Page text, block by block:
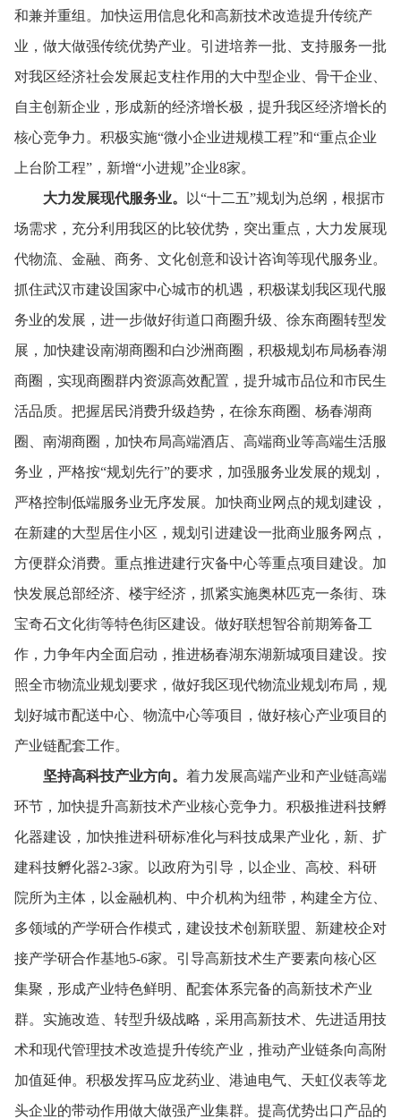
和兼并重组。 加快运用信息化和高新技术改造提升传统产
业， 做大做强传统优势产业。 引进培养一批、 支持服务一批
对我区经济社会发展起支柱作用的大中型企业、 骨干企业、
自主创新企业， 形成新的经济增长极， 提升我区经济增长的
核心竞争力。 积极实施“微小企业进规模工程”和“重点企业
上台阶工程”， 新增“小进规”企业8家。
大力发展现代服务业。
以“十二五”规划为总纲， 根据市
场需求， 充分利用我区的比较优势， 突出重点， 大力发展现
代物流、 金融、 商务、 文化创意和设计咨询等现代服务业。
抓住武汉市建设国家中心城市的机遇， 积极谋划我区现代服
务业的发展， 进一步做好街道口商圈升级、 徐东商圈转型发
展， 加快建设南湖商圈和白沙洲商圈， 积极规划布局杨春湖
商圈， 实现商圈群内资源高效配置， 提升城市品位和市民生
活品质。 把握居民消费升级趋势， 在徐东商圈、 杨春湖商
圈、 南湖商圈， 加快布局高端酒店、 高端商业等高端生活服
务业， 严格按“规划先行”的要求， 加强服务业发展的规划，
严格控制低端服务业无序发展。 加快商业网点的规划建设，
在新建的大型居住小区， 规划引进建设一批商业服务网点，
方便群众消费。 重点推进建行灾备中心等重点项目建设。 加
快发展总部经济、 楼宇经济， 抓紧实施奥林匹克一条街、 珠
宝奇石文化街等特色街区建设。 做好联想智谷前期筹备工
作， 力争年内全面启动， 推进杨春湖东湖新城项目建设。 按
照全市物流业规划要求， 做好我区现代物流业规划布局， 规
划好城市配送中心、 物流中心等项目， 做好核心产业项目的
产业链配套工作。
坚持高科技产业方向。 着力发展高端产业和产业链高端
环节， 加快提升高新技术产业核心竞争力。 积极推进科技孵
化器建设， 加快推进科研标准化与科技成果产业化， 新、 扩
建科技孵化器2-3家。
以政府为引导， 以企业、 高校、 科研
院所为主体， 以金融机构、 中介机构为纽带， 构建全方位、
多领域的产学研合作模式， 建设技术创新联盟、 新建校企对
接产学研合作基地5-6家。 引导高新技术生产要素向核心区
集聚， 形成产业特色鲜明、 配套体系完备的高新技术产业
群。 实施改造、 转型升级战略， 采用高新技术、 先进适用技
术和现代管理技术改造提升传统产业， 推动产业链条向高附
加值延伸。 积极发挥马应龙药业、 港迪电气、 天虹仪表等龙
头企业的带动作用做大做强产业集群。 提高优势出口产品的